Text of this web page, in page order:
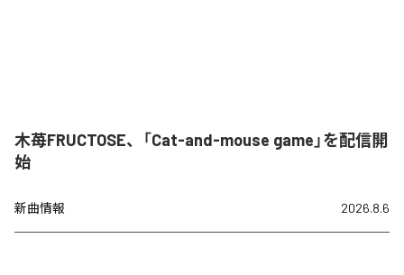
木苺FRUCTOSE、「Cat-and-mouse game」を配信開
始
新曲情報 2026.8.6